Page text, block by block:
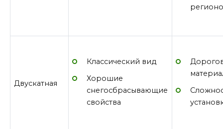
Двускатная
Классический вид
Хорошие
снегосбрасывающие
свойства